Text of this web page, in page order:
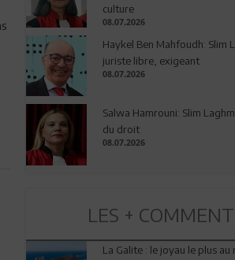
culture
08.07.2026
Haykel Ben Mahfoudh: Slim
juriste libre, exigeant
08.07.2026
Salwa Hamrouni: Slim
du droit
08.07.2026
LES +
La Galite : le joyau le plus